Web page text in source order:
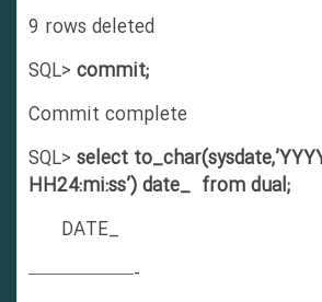
9 rows deleted
SQL>commit;
Commit complete
SQL>select
HH24:mi:ss’) date_ from dual;
DATE_
——————-